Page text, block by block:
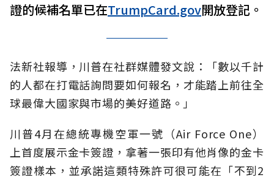
證的候補名單已在TrumpCard.gov開放登記。
法新社報導，川普在社群媒體發文說：「數以千計
的人都在打電話詢問要如何報名，才能踏上前往全
球最偉大國家與市場的美好道路。」
川普4月在總統專機空軍一號（Air Force One）
上首度展示金卡簽證，拿著一張印有他肖像的金卡
簽證樣本，並承諾這類特殊許可很可能在「不到2